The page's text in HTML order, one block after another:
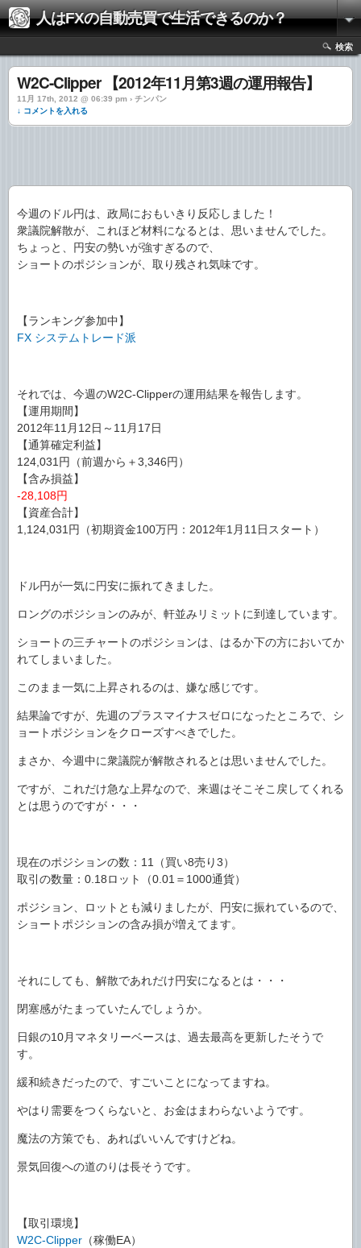
人はFXの自動売買で生活できるのか？
検索
W2C-Clipper 【2012年11月第3週の運用報告】
11月 17th, 2012 @ 06:39 pm › チンパン
↓ コメントを入れる
今週のドル円は、政局におもいきり反応しました！
衆議院解散が、これほど材料になるとは、思いませんでした。
ちょっと、円安の勢いが強すぎるので、
ショートのポジションが、取り残され気味です。
【ランキング参加中】
FX システムトレード派
それでは、今週のW2C-Clipperの運用結果を報告します。
【運用期間】
2012年11月12日～11月17日
【通算確定利益】
124,031円（前週から＋3,346円）
【含み損益】
-28,108円
【資産合計】
1,124,031円（初期資金100万円：2012年1月11日スタート）
ドル円が一気に円安に振れてきました。
ロングのポジションのみが、軒並みリミットに到達しています。
ショートの三チャートのポジションは、はるか下の方においてか
れてしまいました。
このまま一気に上昇されるのは、嫌な感じです。
結果論ですが、先週のプラスマイナスゼロになったところで、シ
ョートポジションをクローズすべきでした。
まさか、今週中に衆議院が解散されるとは思いませんでした。
ですが、これだけ急な上昇なので、来週はそこそこ戻してくれる
とは思うのですが・・・
現在のポジションの数：11（買い8売り3）
取引の数量：0.18ロット（0.01＝1000通貨）
ポジション、ロットとも減りましたが、円安に振れているので、
ショートポジションの含み損が増えてます。
それにしても、解散であれだけ円安になるとは・・・
閉塞感がたまっていたんでしょうか。
日銀の10月マネタリーベースは、過去最高を更新したそうで
す。
緩和続きだったので、すごいことになってますね。
やはり需要をつくらないと、お金はまわらないようです。
魔法の方策でも、あればいいんですけどね。
景気回復への道のりは長そうです。
【取引環境】
W2C-Clipper （稼働EA）